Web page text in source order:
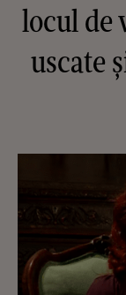
locul de
uscate